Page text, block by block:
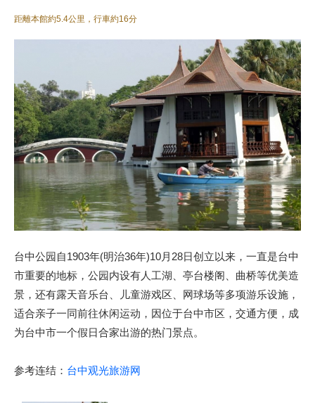
距離本館約5.4公里，行車約16分
台中公园自1903年(明治36年)10月28日创立以来，一直是台中
市重要的地标，公园内设有人工湖、亭台楼阁、曲桥等优美造
景，还有露天音乐台、儿童游戏区、网球场等多项游乐设施，
适合亲子一同前往休闲运动，因位于台中市区，交通方便，成
为台中市一个假日合家出游的热门景点。
参考连结： 台中观光旅游网